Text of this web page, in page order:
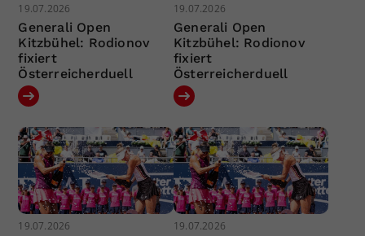
19.07.2026
Generali Open
Kitzbühel: Rodionov
fixiert
Österreicherduell
19.07.2026
Generali Open
Kitzbühel: Rodionov
fixiert
Österreicherduell
19.07.2026 19.07.2026